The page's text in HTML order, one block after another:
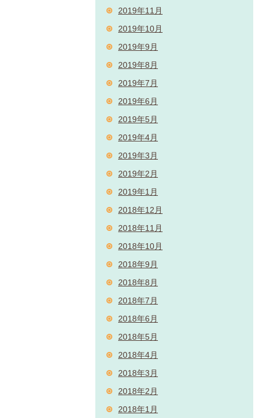
2019年11月
2019年10月
2019年9月
2019年8月
2019年7月
2019年6月
2019年5月
2019年4月
2019年3月
2019年2月
2019年1月
2018年12月
2018年11月
2018年10月
2018年9月
2018年8月
2018年7月
2018年6月
2018年5月
2018年4月
2018年3月
2018年2月
2018年1月